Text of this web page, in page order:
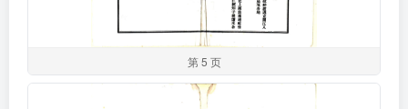
第 5 页